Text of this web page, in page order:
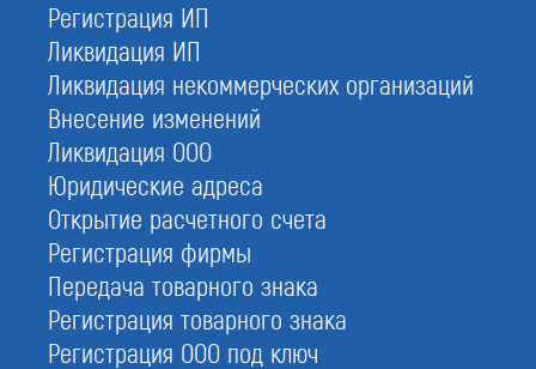
Регистрация ИП
Ликвидация ИП
Ликвидация некоммерческих организаций
Внесение изменений
Ликвидация ООО
Юридические адреса
Открытие расчетного счета
Регистрация фирмы
Передача товарного знака
Регистрация товарного знака
Регистрация ООО под ключ
НРС изыскателей
СРО строителей
Допуск СРО
Вступить в СРО
Строительная лицензия
Реестр СРО строителей